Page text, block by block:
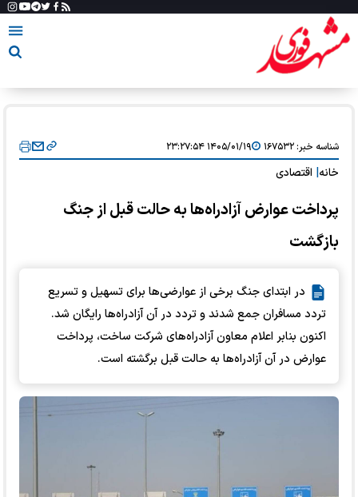
شناسه خبر:۱۶۷۵۳۲ ۱۴۰۵/۰۱/۱۹ ۲۳:۲۷:۵۴
خانه اقتصادی
پرداخت عوارض آزادراه‌ها به حالت قبل از جنگ
بازگشت
در ابتدای جنگ برخی از عوارضی‌ها برای تسهیل و تسریع
تردد مسافران جمع شدند و تردد در آن آزادراه‌ها رایگان شد.
اکنون بنابر اعلام معاون آزادراه‌های شرکت ساخت، پرداخت
عوارض در آن آزادراه‌ها به حالت قبل برگشته است.